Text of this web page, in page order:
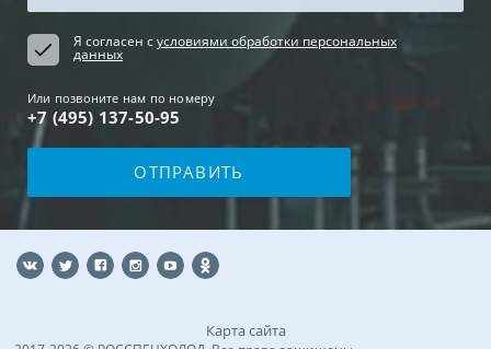
Я согласен сусловиями обработки персональных
данных
Или позвоните нам по номеру
+7 (495) 137-50-95
Карта сайта